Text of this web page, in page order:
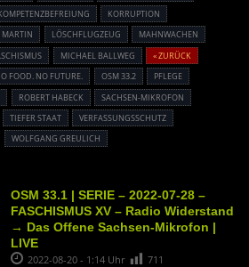
KORRUPTION
MARTIN LÖSCHFLUGZEUG
MAHNWACHEN
MICHAEL BALLWEG
« ZURÜCK
FOOD. NO FUTURE. OSM 33.2
PFLEGE
ROBERT HABECK
SACHSEN-MIKROFON
TIEFER STAAT
VERFASSUNGSSCHUTZ
WOLFGANG GREULICH
OSM 33.1 | SERIE – 2022-07-28 –
FASCHISMUS XV – Radio Widerstand
→ Das Offene Sachsen-Mikrofon |
LIVE
2022-08-20 - 1:14 Uhr 711